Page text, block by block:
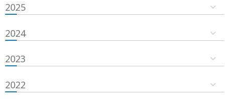
2025
2024
2023
2022